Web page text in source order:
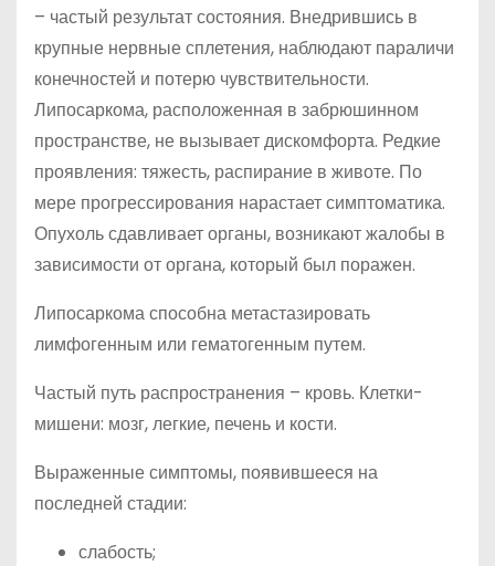
– частый результат состояния. Внедрившись в
крупные нервные сплетения, наблюдают параличи
конечностей и потерю чувствительности.
Липосаркома, расположенная в забрюшинном
пространстве, не вызывает дискомфорта. Редкие
проявления: тяжесть, распирание в животе. По
мере прогрессирования нарастает симптоматика.
Опухоль сдавливает органы, возникают жалобы в
зависимости от органа, который был поражен.
Липосаркома способна метастазировать
лимфогенным или гематогенным путем.
Частый путь распространения – кровь. Клетки-
мишени: мозг, легкие, печень и кости.
Выраженные симптомы, появившееся на
последней стадии:
слабость;